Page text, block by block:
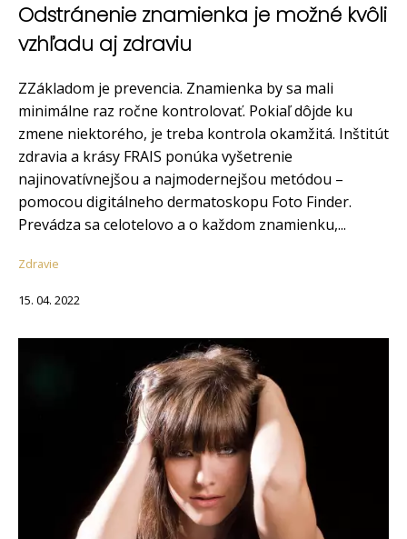
Odstránenie znamienka je možné kvôli
vzhľadu aj zdraviu
ZZákladom je prevencia. Znamienka by sa mali
minimálne raz ročne kontrolovať. Pokiaľ dôjde ku
zmene niektorého, je treba kontrola okamžitá. Inštitút
zdravia a krásy FRAIS ponúka vyšetrenie
najinovatívnejšou a najmodernejšou metódou –
pomocou digitálneho dermatoskopu Foto Finder.
Prevádza sa celotelovo a o každom znamienku,...
Zdravie
15. 04. 2022